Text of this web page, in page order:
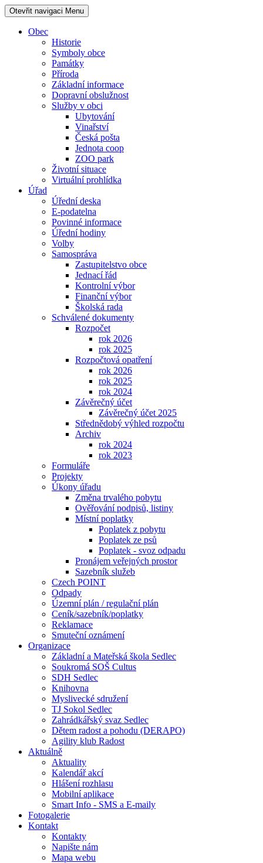
Otevřit navigaci Menu
Obec
Historie
Symboly obce
Památky
Příroda
Základní informace
Dopravní obslužnost
Služby v obci
Ubytování
Vinařství
Česká pošta
Jednota coop
ZOO park
Životní situace
Virtuální prohlídka
Úřad
Úřední deska
E-podatelna
Povinné informace
Úřední hodiny
Volby
Samospráva
Zastupitelstvo obce
Jednací řád
Kontrolní výbor
Finanční výbor
Školská rada
Schválené dokumenty
Rozpočet
rok 2026
rok 2025
Rozpočtová opatření
rok 2026
rok 2025
rok 2024
Závěrečný účet
Závěrečný účet 2025
Střednědobý výhled rozpočtu
Archiv
rok 2024
rok 2023
Formuláře
Projekty
Úkony úřadu
Změna trvalého pobytu
Ověřování podpisů, listiny
Místní poplatky
Poplatek z pobytu
Poplatek ze psů
Poplatek - svoz odpadu
Pronájem veřejných prostor
Sazebník služeb
Czech POINT
Odpady
Územní plán / regulační plán
Ceník/sazebník/poplatky
Reklamace
Smuteční oznámení
Organizace
Základní a Mateřská škola Sedlec
Soukromá SOŠ Cultus
SDH Sedlec
Knihovna
Myslivecké sdružení
TJ Sokol Sedlec
Zahrádkářský svaz Sedlec
Dětem radost a pohodu (DERAPO)
Agility klub Radost
Aktuálně
Aktuality
Kalendář akcí
Hlášení rozhlasu
Mobilní aplikace
Smart Info - SMS a E-maily
Fotogalerie
Kontakt
Kontakty
Napište nám
Mapa webu